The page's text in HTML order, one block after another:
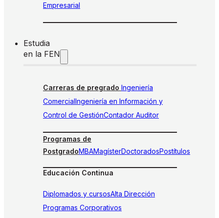
Empresarial
Estudia
en la FEN
Carreras de pregrado Ingeniería
ComercialIngeniería en Información y
Control de GestiónContador Auditor
Programas de
PostgradoMBAMagísterDoctoradosPostítulos
Educación Continua
Diplomados y cursosAlta Dirección
Programas Corporativos